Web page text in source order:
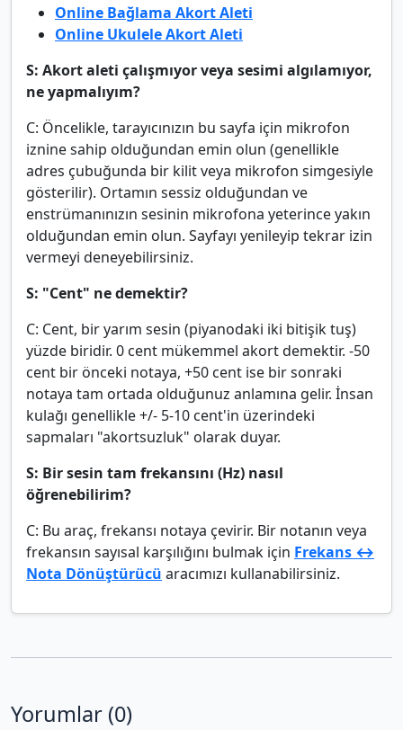
Online Bağlama Akort Aleti
Online Ukulele Akort Aleti
S: Akort aleti çalışmıyor veya sesimi algılamıyor,
ne yapmalıyım?
C: Öncelikle, tarayıcınızın bu sayfa için mikrofon
iznine sahip olduğundan emin olun (genellikle
adres çubuğunda bir kilit veya mikrofon simgesiyle
gösterilir). Ortamın sessiz olduğundan ve
enstrümanınızın sesinin mikrofona yeterince yakın
olduğundan emin olun. Sayfayı yenileyip tekrar izin
vermeyi deneyebilirsiniz.
S: "Cent" ne demektir?
C: Cent, bir yarım sesin (piyanodaki iki bitişik tuş)
yüzde biridir. 0 cent mükemmel akort demektir. -50
cent bir önceki notaya, +50 cent ise bir sonraki
notaya tam ortada olduğunuz anlamına gelir. İnsan
kulağı genellikle +/- 5-10 cent'in üzerindeki
sapmaları "akortsuzluk" olarak duyar.
S: Bir sesin tam frekansını (Hz) nasıl
öğrenebilirim?
C: Bu araç, frekansı notaya çevirir. Bir notanın veya
frekansın sayısal karşılığını bulmak için Frekans ↔
Nota Dönüştürücü aracımızı kullanabilirsiniz.
Yorumlar (0)